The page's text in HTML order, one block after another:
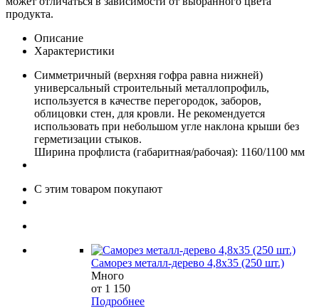
продукта.
Описание
Характеристики
Симметричный (верхняя гофра равна нижней)
универсальный строительный металлопрофиль,
используется в качестве перегородок, заборов,
облицовки стен, для кровли. Не рекомендуется
использовать при небольшом угле наклона крыши без
герметизации стыков.
Ширина профлиста (габаритная/рабочая): 1160/1100 мм
С этим товаром покупают
Саморез металл-дерево 4,8х35 (250 шт.)
Много
от 1 150
Подробнее